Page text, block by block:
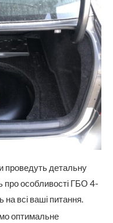
проведуть детальну
про особливості ГБО 4-
на всі ваші питання.
оптимальне